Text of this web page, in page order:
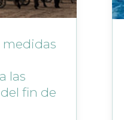
medidas
las
fin de